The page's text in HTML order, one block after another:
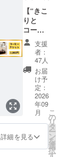
をお送
りしま
す。 ・
備考 体
験や物
品は含
まれま
せん。
このリ
ターン
は3,000
円の
【全力
と同じ
内容と
ンに含
まれる
もの ・
お礼の
メッ
セージ
をお送
りしま
す。 備
考 ・体
験や物
品は含
まれま
せん。
く受け
取らせ
ていた
だきま
す。い
ただい
たご支
援は、
焙煎
所・カ
フェ・
シェア
ハウス
の改修
費とし
【“きこ
りと
コー
ヒー”チ
ケット
３枚
セッ
ト】 チ
ダッケ
夫の
コー
ヒー
屋“きこ
りと
コー
支援
者：
47人
お届
け予
定：
2026
年09
月
詳細を見る
こ
の
リ
タ
ー
ン
を
選
択